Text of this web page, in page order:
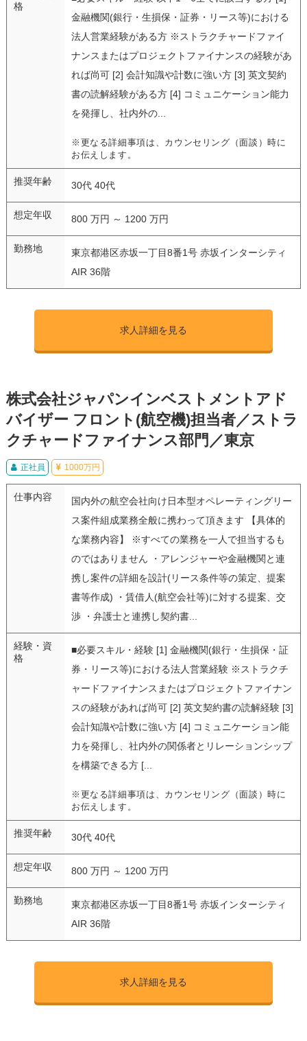
格
金融機関(銀行・生損保・証券・リース等)における
法人営業経験がある方 ※ストラクチャードファイ
ナンスまたはプロジェクトファイナンスの経験があ
れば尚可 [2] 会計知識や計数に強い方 [3] 英文契約
書の読解経験がある方 [4] コミュニケーション能力
を発揮し、社内外の...
※更なる詳細事項は、カウンセリング（面談）時に
お伝えします。
推奨年齢 30代 40代
想定年収 800 万円 ～ 1200 万円
勤務地
東京都港区赤坂一丁目8番1号 赤坂インターシティ
AIR 36階
求人詳細を見る
株式会社ジャパンインベストメントアド
バイザー フロント(航空機)担当者／ストラ
クチャードファイナンス部門／東京
正社員 1000万円
仕事内容
国内外の航空会社向け日本型オペレーティングリー
ス案件組成業務全般に携わって頂きます 【具体的
な業務内容】 ※すべての業務を一人で担当するも
のではありません ・アレンジャーや金融機関と連
携し案件の詳細を設計(リース条件等の策定、提案
書等作成) ・賃借人(航空会社等)に対する提案、交
渉 ・弁護士と連携し契約書...
経験・資
格
■必要スキル・経験 [1] 金融機関(銀行・生損保・証
券・リース等)における法人営業経験 ※ストラクチ
ャードファイナンスまたはプロジェクトファイナン
スの経験があれば尚可 [2] 英文契約書の読解経験 [3]
会計知識や計数に強い方 [4] コミュニケーション能
力を発揮し、社内外の関係者とリレーションシップ
を構築できる方 [...
※更なる詳細事項は、カウンセリング（面談）時に
お伝えします。
推奨年齢 30代 40代
想定年収 800 万円 ～ 1200 万円
勤務地
東京都港区赤坂一丁目8番1号 赤坂インターシティ
AIR 36階
求人詳細を見る